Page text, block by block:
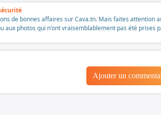
de bonnes affaires sur Cava.tn. Mais faites attention
aux photos qui n'ont vraisemblablement pas été prises
Ajouter un